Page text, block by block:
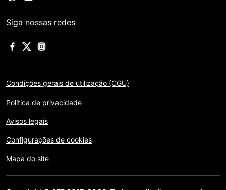
Siga nossas redes
Condições gerais de utilização (CGU)
Política de privacidade
Avisos legais
Configurações de cookies
Mapa do site